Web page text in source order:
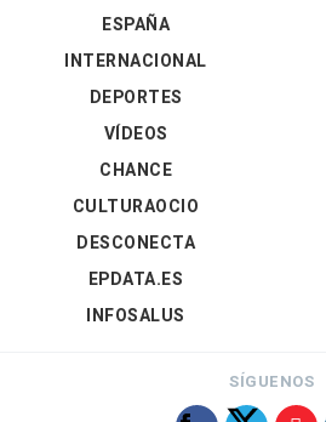
ESPAÑA
INTERNACIONAL
DEPORTES
VÍDEOS
CHANCE
CULTURAOCIO
DESCONECTA
EPDATA.ES
INFOSALUS
SÍGUENOS